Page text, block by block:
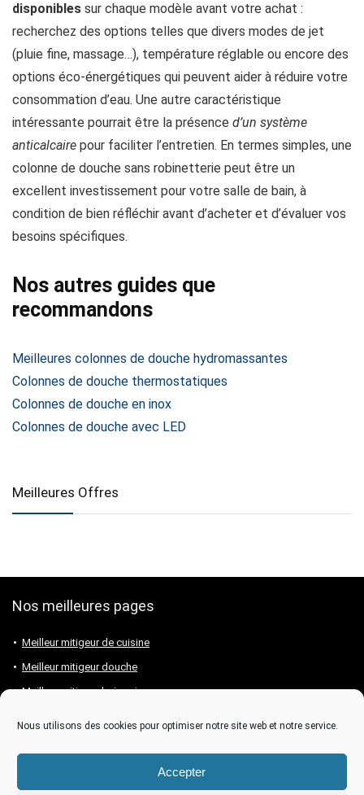
Nous utilisons des cookies pour optimiser notre site web et notre service.
Accepter
disponibles sur chaque modèle avant votre achat :
recherchez des options telles que divers modes de jet
(pluie fine, massage…), température réglable ou encore des
options éco-énergétiques qui peuvent aider à réduire votre
consommation d’eau. Une autre caractéristique
intéressante pourrait être la présence d’un système
anticalcaire pour faciliter l’entretien. En termes simples, une
colonne de douche sans robinetterie peut être un
excellent investissement pour votre salle de bain, à
condition de bien réfléchir avant d’acheter et d’évaluer vos
besoins spécifiques.
Nos autres guides que
recommandons
Meilleures colonnes de douche hydromassantes
Colonnes de douche thermostatiques
Colonnes de douche en inox
Colonnes de douche avec LED
Meilleures Offres
Nos meilleures pages
Meilleur mitigeur de cuisine
Meilleur mitigeur douche
Meilleur mitigeur baignoire